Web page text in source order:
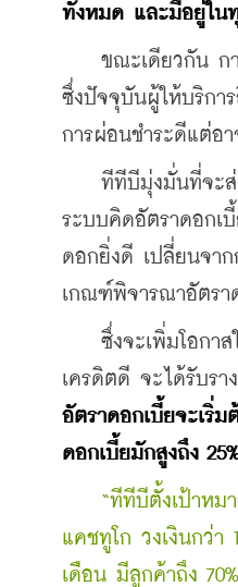
ทั้งหมด และมีอยู่ใน
ขณะเดียวกัน การ
ซึ่งปัจจุบันผู้ให้บริกา
การผ่อนชำระดีแต่อ
ทีทีบีมุ่งมั่นที่จะส่งเ
ระบบคิดอัตราดอก
ดอกยิ่งดี เปลี่ยนจา
เกณฑ์พิจารณาอัตรา
ซึ่งจะเพิ่มโอกาสใ
เครดิตดี จะได้รับรา
อัตราดอกเบี้ยจะเริ่
ดอกเบี้ยมักสูงถึง
“ทีทีบีตั้งเป้าหม
แคชทูโก วงเงินกว่า
เดือน มีลูกค้าถึง